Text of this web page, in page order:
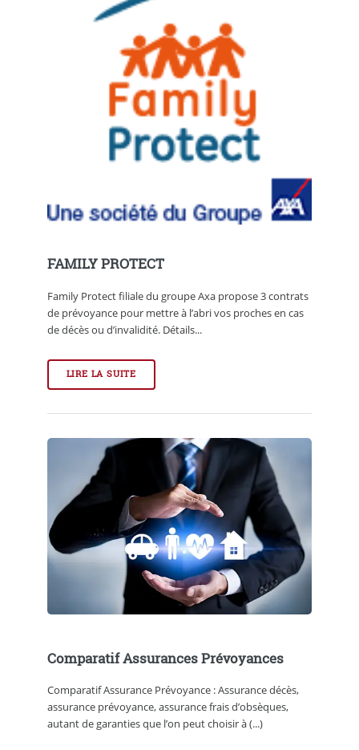
FAMILY PROTECT
Family Protect filiale du groupe Axa propose 3 contrats
de prévoyance pour mettre à l’abri vos proches en cas
de décès ou d’invalidité. Détails...
LIRE LA SUITE
Comparatif Assurances Prévoyances
Comparatif Assurance Prévoyance : Assurance décès,
assurance prévoyance, assurance frais d’obsèques,
autant de garanties que l’on peut choisir à (...)